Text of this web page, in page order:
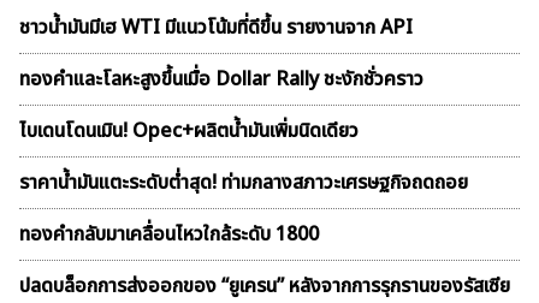
ชาวน้ำมันมีเฮ WTI มีแนวโน้มที่ดีขึ้น รายงานจาก API
ทองคำและโลหะสูงขึ้นเมื่อ Dollar Rally ชะงักชั่วคราว
ไบเดนโดนเมิน! Opec+ผลิตน้ำมันเพิ่มนิดเดียว
ราคาน้ำมันแตะระดับต่ำสุด! ท่ามกลางสภาวะเศรษฐกิจถดถอย
ทองคำกลับมาเคลื่อนไหวใกล้ระดับ 1800
ปลดบล็อกการส่งออกของ “ยูเครน” หลังจากการรุกรานของรัสเซีย